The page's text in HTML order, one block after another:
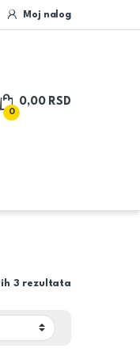
Moj nalog
0
0,00 RSD
3 rezultata